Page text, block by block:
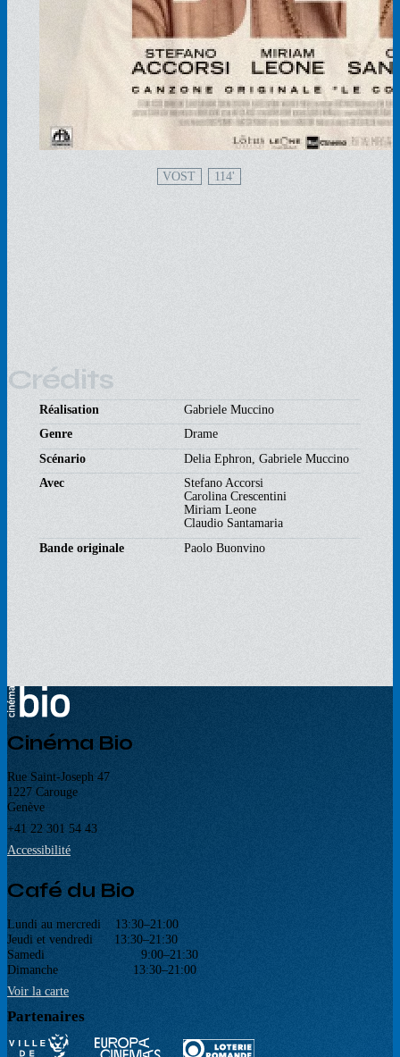
VOST 114'
Crédits
Réalisation
Gabriele Muccino
Genre
Drame
Scénario
Delia Ephron, Gabriele Muccino
Avec
Stefano Accorsi
Carolina Crescentini
Miriam Leone
Claudio Santamaria
Bande originale
Paolo Buonvino
Cinéma Bio
Rue Saint-Joseph 47
1227 Carouge
Genève
+41 22 301 54 43
Accessibilité
Café du Bio
Lundi au mercredi 13:30–21:00
Jeudi et vendredi 13:30–21:30
Samedi 9:00–21:30
Dimanche 13:30–21:00
Voir la carte
Partenaires